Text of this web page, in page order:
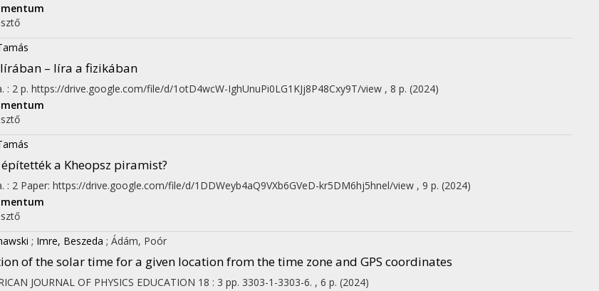
– líra a fizikában
: 2 p. https://drive.google.com/file/d/1otD4wcW-IghUnuPi0LG1KJj8P48Cxy9T/view , 8 p. (2024)
a Kheopsz piramist?
: 2 Paper: https://drive.google.com/file/d/1DDWeyb4aQ9VXb6GVeD-kr5DM6hj5hnel/view , 9 p. (2024)
; Imre, Beszeda ; Ádám, Poór
of the solar time for a given location from the time zone and GPS coordinates
JOURNAL OF PHYSICS EDUCATION 18 : 3 pp. 3303-1-3303-6. , 6 p. (2024)